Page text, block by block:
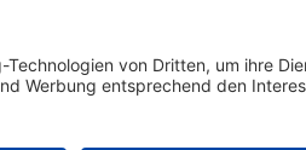
Grund nicht erfolgter
Die Rückabwicklung